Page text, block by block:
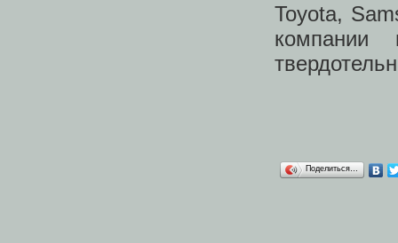
Toyota,
компании
Поделиться…